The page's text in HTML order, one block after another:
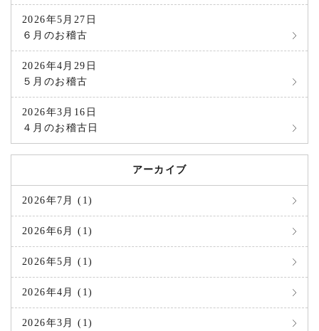
2026年5月27日
６月のお稽古
2026年4月29日
５月のお稽古
2026年3月16日
４月のお稽古日
アーカイブ
2026年7月 (1)
2026年6月 (1)
2026年5月 (1)
2026年4月 (1)
2026年3月 (1)